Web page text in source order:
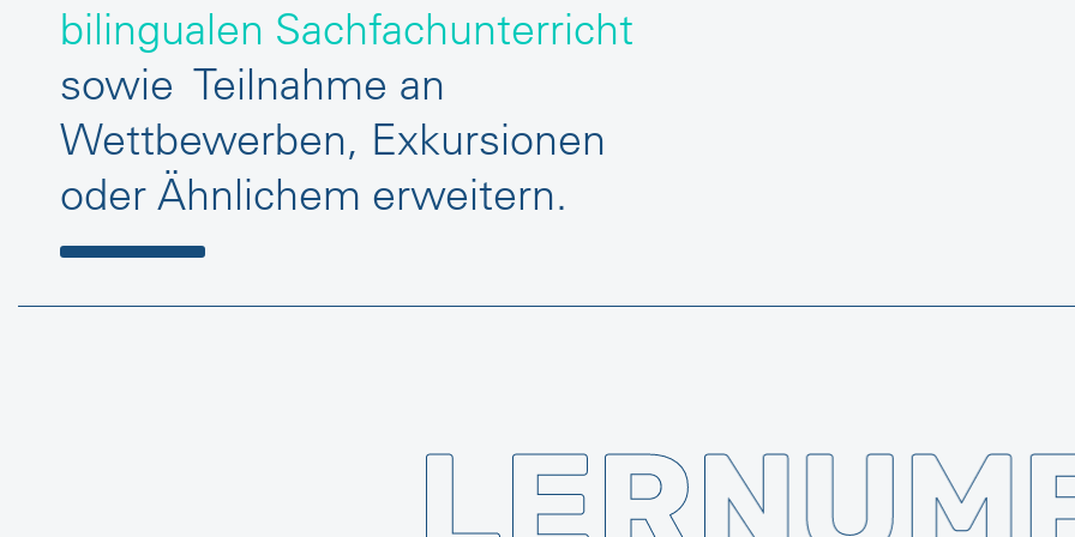
bilingualen Sachfachunterricht
sowie Teilnahme an
Wettbewerben, Exkursionen
oder Ähnlichem erweitern.